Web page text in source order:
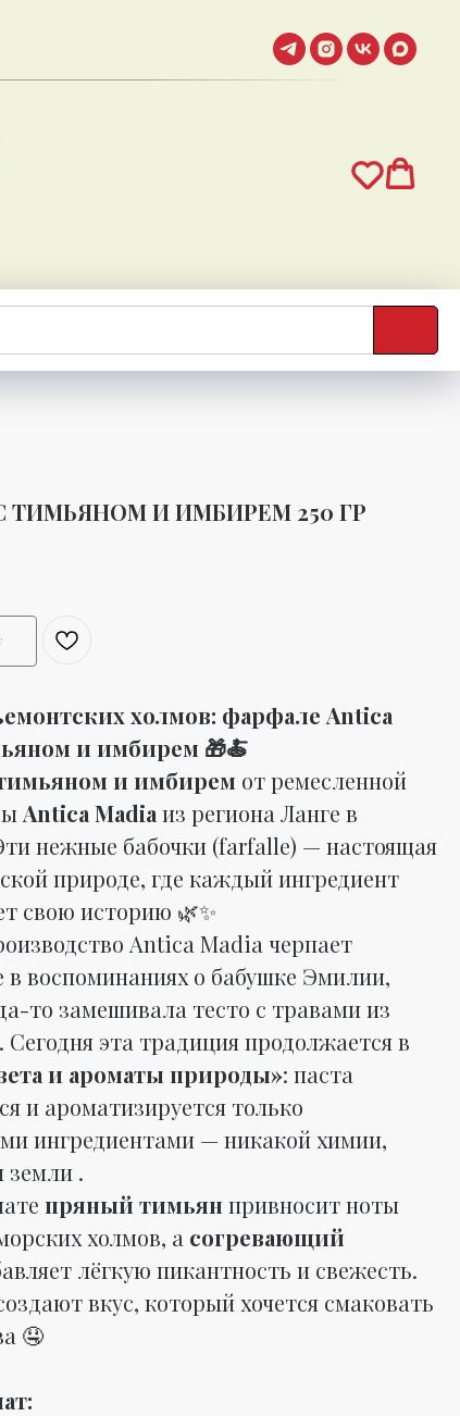
ТИМЬЯНОМ И ИМБИРЕМ 250 ГР
холмов: фарфале Antica
и имбирем 🎁🍝
и имбирем от ремесленной
Antica Madia из региона Ланге в
нежные бабочки (farfalle) — настоящая
природе, где каждый ингредиент
свою историю 🌿✨
Antica Madia черпает
в воспоминаниях о бабушке Эмилии,
то замешивала тесто с травами из
Сегодня эта традиция продолжается в
и ароматы природы»: паста
и ароматизируется только
ингредиентами — никакой химии,
земли .
пряный тимьянпривносит ноты
холмов, а согревающий
лёгкую пикантность и свежесть.
вкус, который хочется смаковать
🤤